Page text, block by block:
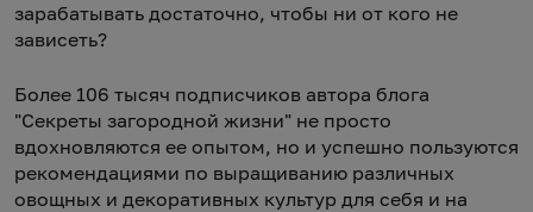
зарабатывать достаточно, чтобы ни от кого не
зависеть?
Более 106 тысяч подписчиков автора блога
"Секреты загородной жизни" не просто
вдохновляются ее опытом, но и успешно пользуются
рекомендациями по выращиванию различных
овощных и декоративных культур для себя и на